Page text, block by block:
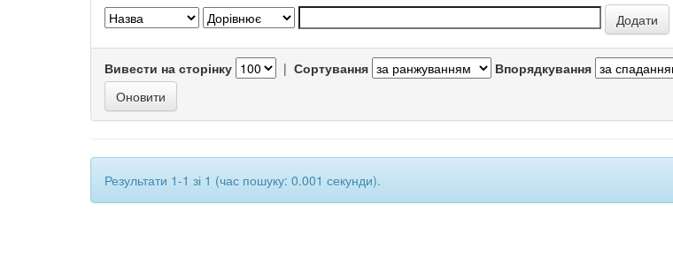
Вивести на сторінку | Сортування Впорядкування
Результати 1-1 зі 1 (час пошуку: 0.001 секунди).